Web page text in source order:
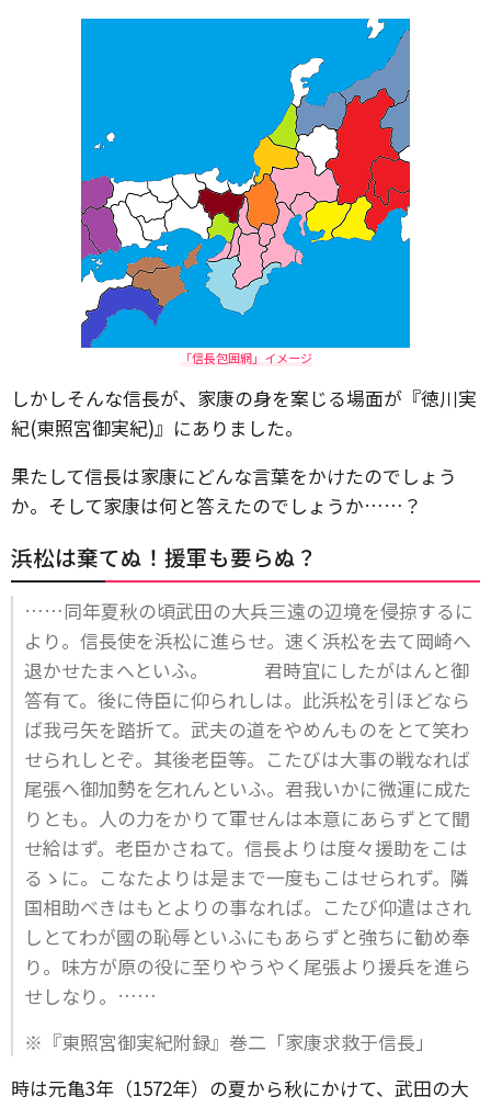
「信長包囲網」イメージ
しかしそんな信長が、家康の身を案じる場面が『徳川実
紀(東照宮御実紀)』にありました。
果たして信長は家康にどんな言葉をかけたのでしょう
か。そして家康は何と答えたのでしょうか……？
浜松は棄てぬ！援軍も要らぬ？
……同年夏秋の頃武田の大兵三遠の辺境を侵掠するに
より。信長使を浜松に進らせ。速く浜松を去て岡崎へ
退かせたまへといふ。 君時宜にしたがはんと御
答有て。後に侍臣に仰られしは。此浜松を引ほどなら
ば我弓矢を踏折て。武夫の道をやめんものをとて笑わ
せられしとぞ。其後老臣等。こたびは大事の戦なれば
尾張へ御加勢を乞れんといふ。君我いかに微運に成た
りとも。人の力をかりて軍せんは本意にあらずとて聞
せ給はず。老臣かさねて。信長よりは度々援助をこは
るゝに。こなたよりは是まで一度もこはせられず。隣
国相助べきはもとよりの事なれば。こたび仰遣はされ
しとてわが國の恥辱といふにもあらずと強ちに勧め奉
り。味方が原の役に至りやうやく尾張より援兵を進ら
せしなり。……
※『東照宮御実紀附録』巻二「家康求救于信長」
時は元亀3年（1572年）の夏から秋にかけて、武田の大